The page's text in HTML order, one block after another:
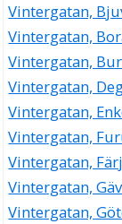
Vintergatan,
Vintergatan,
Vintergatan,
Vintergatan,
Vintergatan,
Vintergatan,
Vintergatan,
Vintergatan,
Vintergatan,